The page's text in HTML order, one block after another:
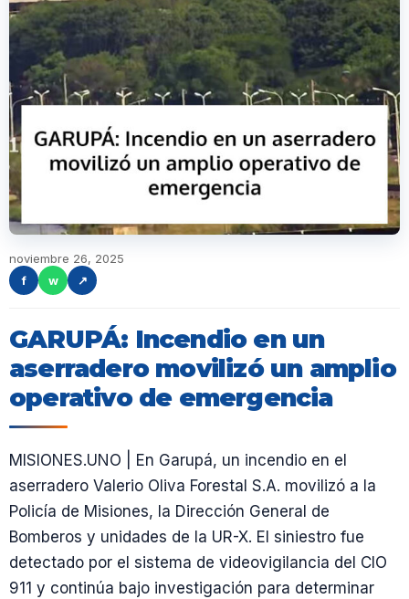
noviembre 26, 2025
f
w ↗
GARUPÁ: Incendio en un
aserradero movilizó un amplio
operativo de emergencia
MISIONES.UNO | En Garupá, un incendio en el
aserradero Valerio Oliva Forestal S.A. movilizó a la
Policía de Misiones, la Dirección General de
Bomberos y unidades de la UR-X. El siniestro fue
detectado por el sistema de videovigilancia del CIO
911 y continúa bajo investigación para determinar